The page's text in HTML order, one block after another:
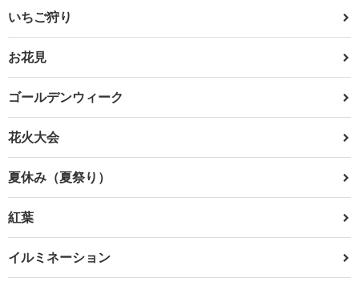
いちご狩り
お花見
ゴールデンウィーク
花火大会
夏休み（夏祭り）
紅葉
イルミネーション